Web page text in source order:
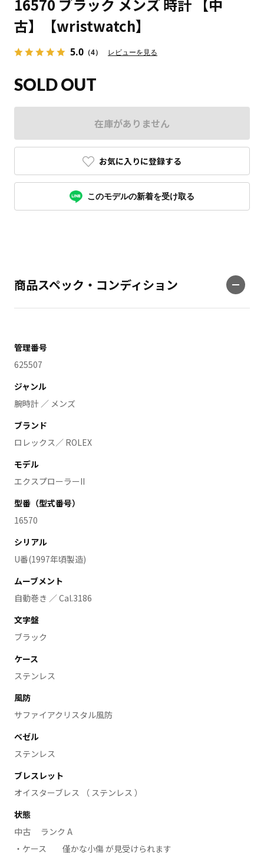
16570 ブラック メンズ 時計 【中
古】【wristwatch】
5.0 （4） レビューを見る
SOLD OUT
在庫がありません
お気に入りに登録する
このモデルの新着を受け取る
商品スペック・コンディション
管理番号
625507
ジャンル
腕時計 ／ メンズ
ブランド
ロレックス／ ROLEX
モデル
エクスプローラーII
型番（型式番号）
16570
シリアル
U番(1997年頃製造)
ムーブメント
自動巻き ／ Cal.3186
文字盤
ブラック
ケース
ステンレス
風防
サファイアクリスタル風防
ベゼル
ステンレス
ブレスレット
オイスターブレス （ ステンレス ）
状態
中古 ランク A
ケース
僅かな小傷 が見受けられます